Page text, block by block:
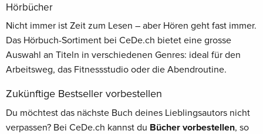
Hörbücher
Nicht immer ist Zeit zum Lesen – aber Hören geht fast immer.
Das Hörbuch-Sortiment bei CeDe.ch bietet eine grosse
Auswahl an Titeln in verschiedenen Genres: ideal für den
Arbeitsweg, das Fitnessstudio oder die Abendroutine.
Zukünftige Bestseller vorbestellen
Du möchtest das nächste Buch deines Lieblingsautors nicht
verpassen? Bei CeDe.ch kannst du Bücher vorbestellen, so